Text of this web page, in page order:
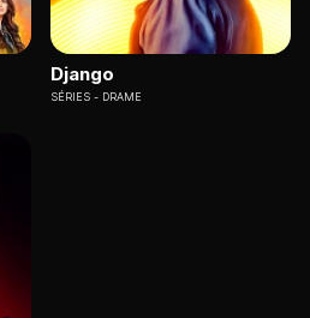
Django
SÉRIES DRAME